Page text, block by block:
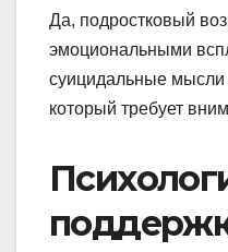
Да, подростковый
эмоциональными
суицидальные
который требует